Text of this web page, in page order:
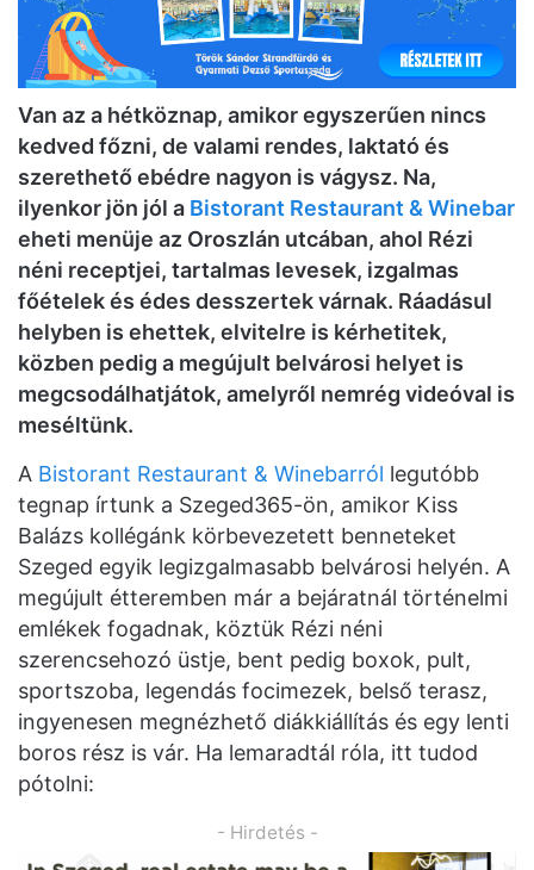
Van az a hétköznap, amikor egyszerűen nincs
kedved főzni, de valami rendes, laktató és
szerethető ebédre nagyon is vágysz. Na,
ilyenkor jön jól a Bistorant Restaurant & Winebar
eheti menüje az Oroszlán utcában, ahol Rézi
néni receptjei, tartalmas levesek, izgalmas
főételek és édes desszertek várnak. Ráadásul
helyben is ehettek, elvitelre is kérhetitek,
közben pedig a megújult belvárosi helyet is
megcsodálhatjátok, amelyről nemrég videóval is
meséltünk.
A Bistorant Restaurant & Winebarról legutóbb
tegnap írtunk a Szeged365-ön, amikor Kiss
Balázs kollégánk körbevezetett benneteket
Szeged egyik legizgalmasabb belvárosi helyén. A
megújult étteremben már a bejáratnál történelmi
emlékek fogadnak, köztük Rézi néni
szerencsehozó üstje, bent pedig boxok, pult,
sportszoba, legendás focimezek, belső terasz,
ingyenesen megnézhető diákkiállítás és egy lenti
boros rész is vár. Ha lemaradtál róla, itt tudod
pótolni:
- Hirdetés -